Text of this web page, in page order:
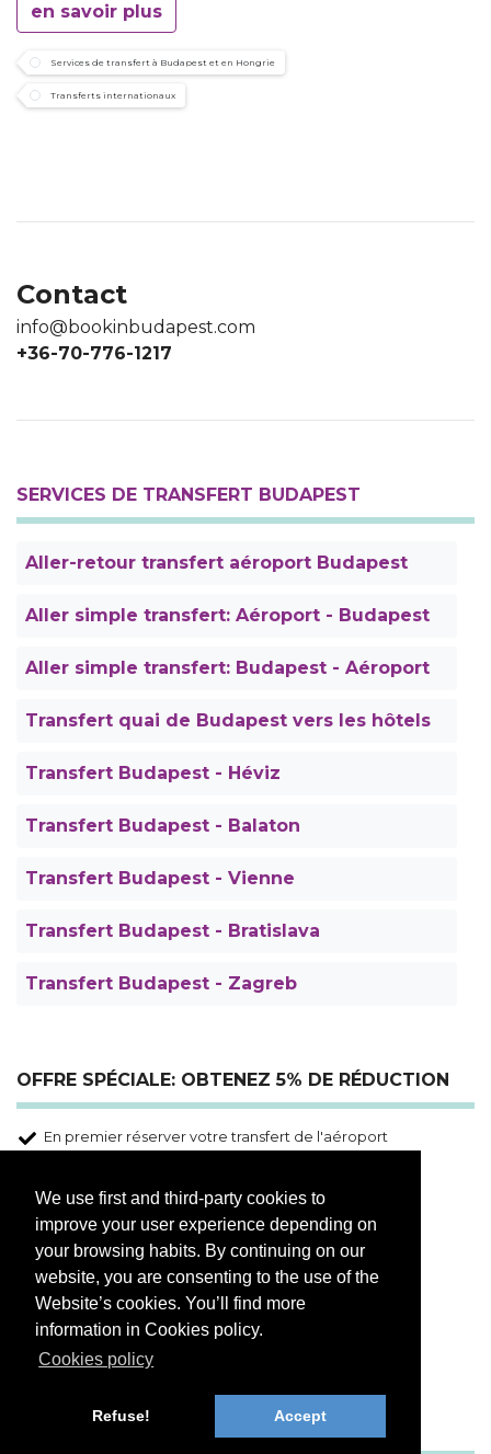
We use first and third-party cookies to
improve your user experience depending on
your browsing habits. By continuing on our
website, you are consenting to the use of the
Website’s cookies. You’ll find more
information in Cookies policy.
Cookies policy
Refuse! Accept
en savoir plus
Services de transfert à Budapest et en Hongrie
Transferts internationaux
Contact
info@bookinbudapest.com
+36-70-776-1217
SERVICES DE TRANSFERT BUDAPEST
Aller-retour transfert aéroport Budapest
Aller simple transfert: Aéroport - Budapest
Aller simple transfert: Budapest - Aéroport
Transfert quai de Budapest vers les hôtels
Transfert Budapest - Héviz
Transfert Budapest - Balaton
Transfert Budapest - Vienne
Transfert Budapest - Bratislava
Transfert Budapest - Zagreb
OFFRE SPÉCIALE: OBTENEZ 5% DE RÉDUCTION
En premier réserver votre transfert de l'aéroport
Sélectionnez votre visite
Insérez votre code de réduction
Choisissez l'option de paiement "5% de remise"
Payez seulement à l'arrivée
Excursions Budapest
TOUR BUDAPEST, EXCURSION BUDAPEST